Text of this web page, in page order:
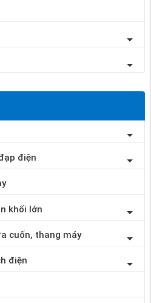
điện
khối lớn
cuốn, thang máy
điện